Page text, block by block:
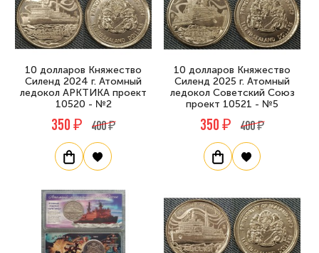
10 долларов Княжество
Силенд 2024 г. Атомный
ледокол АРКТИКА проект
10520 - №2
350 ₽ 400 ₽
10 долларов Княжество
Силенд 2025 г. Атомный
ледокол Советский Союз
проект 10521 - №5
350 ₽ 400 ₽